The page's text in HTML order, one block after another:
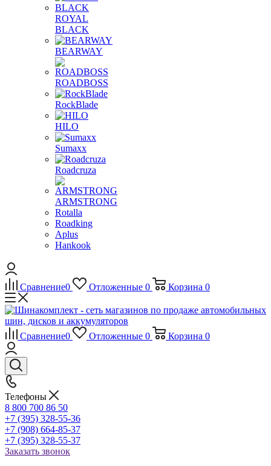
ROYAL
BLACK
BEARWAY
ROADBOSS
RockBlade
HILO
Sumaxx
Roadcruza
ARMSTRONG
Rotalla
Roadking
Aplus
Hankook
Сравнение0 Отложенные 0 Корзина 0
Сравнение0 Отложенные 0 Корзина 0
Телефоны
8 800 700 86 50
+7 (395) 328-55-36
+7 (908) 664-85-37
+7 (395) 328-55-37
Заказать звонок